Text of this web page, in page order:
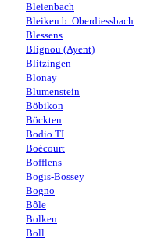
Bleienbach
Bleiken b. Oberdiessbach
Blessens
Blignou (Ayent)
Blitzingen
Blonay
Blumenstein
Böbikon
Böckten
Bodio TI
Boécourt
Bofflens
Bogis-Bossey
Bogno
Bôle
Bolken
Boll